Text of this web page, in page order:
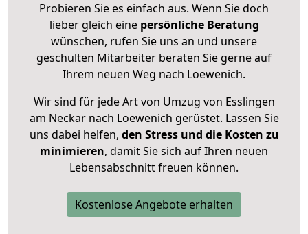
Probieren Sie es einfach aus. Wenn Sie doch
lieber gleich eine persönliche Beratung
wünschen, rufen Sie uns an und unsere
geschulten Mitarbeiter beraten Sie gerne auf
Ihrem neuen Weg nach Loewenich.
Wir sind für jede Art von Umzug von Esslingen
am Neckar nach Loewenich gerüstet. Lassen Sie
uns dabei helfen, den Stress und die Kosten zu
minimieren, damit Sie sich auf Ihren neuen
Lebensabschnitt freuen können.
Kostenlose Angebote erhalten